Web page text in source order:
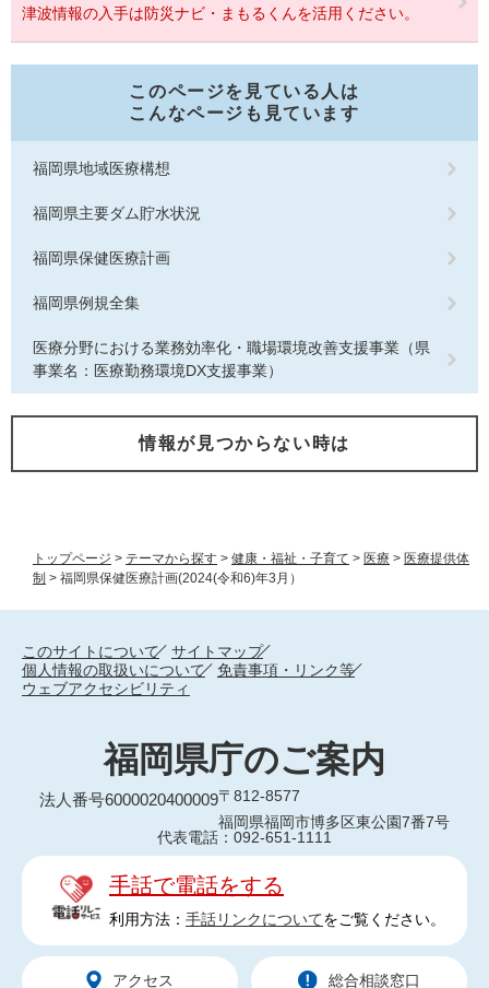
トップページ > テーマから探す > 健康・福祉・子育て > 医療 > 医療提供体
制 > 福岡県保健医療計画(2024(令和6)年3月）
津波情報の入手は防災ナビ・まもるくんを活用ください。
このページを見ている人は
こんなページも見ています
福岡県地域医療構想
福岡県主要ダム貯水状況
福岡県保健医療計画
福岡県例規全集
医療分野における業務効率化・職場環境改善支援事業（県
事業名：医療勤務環境DX支援事業）
情報が見つからない時は
このサイトについて
サイトマップ
個人情報の取扱いについて
免責事項・リンク等
ウェブアクセシビリティ
福岡県庁のご案内
法人番号6000020400009〒812-8577
福岡県福岡市博多区東公園7番7号
代表電話：092-651-1111
手話で電話をする
利用方法： 手話リンクについてをご覧ください。
アクセス 総合相談窓口